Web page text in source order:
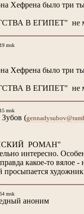
Хефрена было три
В ЕГИПЕТ" не
msk
Хефрена было три
В ЕГИПЕТ" не
msk
(
РОМАН"
интересно.
какое-то вялое
просыпается
msk
аноним